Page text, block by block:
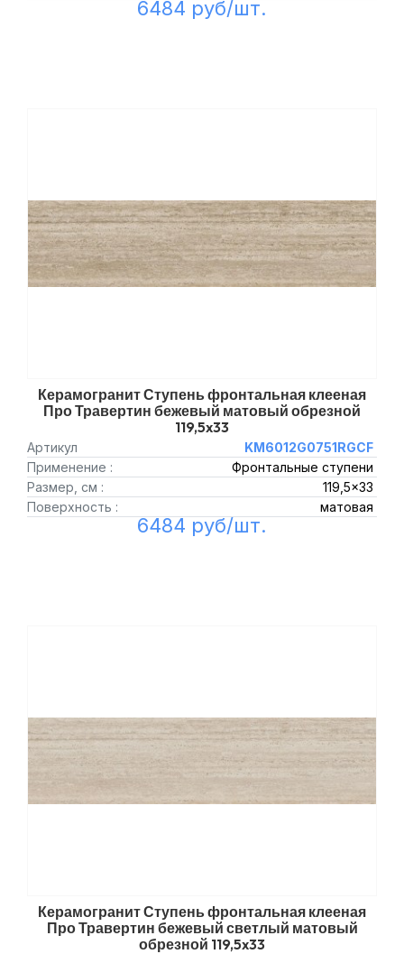
6484 руб/шт.
Керамогранит Ступень фронтальная клееная
Про Травертин бежевый матовый обрезной
119,5x33
Артикул
KM6012G0751RGCF
Применение :
Фронтальные ступени
Размер, см :
119,5x33
Поверхность :
матовая
6484 руб/шт.
Керамогранит Ступень фронтальная клееная
Про Травертин бежевый светлый матовый
обрезной 119,5x33